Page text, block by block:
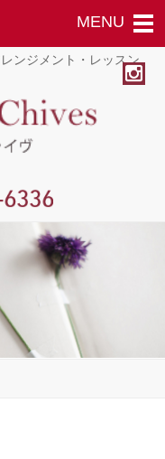
ンジメント・レッスン